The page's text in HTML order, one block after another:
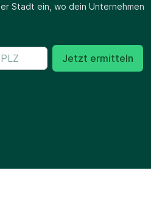
Stadt ein, wo dein Unternehmen
Jetzt ermitteln